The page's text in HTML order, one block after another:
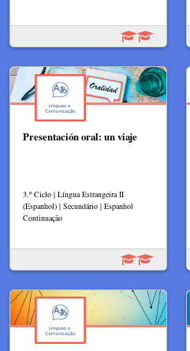
Presentación oral: un viaje
3.º Ciclo | Língua Estrangeira II
(Espanhol) | Secundário | Espanhol
Continuação